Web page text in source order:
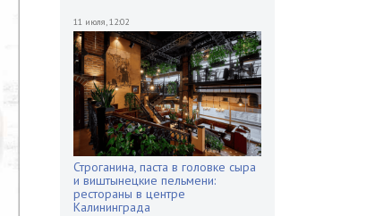
11 июля,12:02
Строганина, паста в головке сыра
и виштынецкие пельмени:
рестораны в центре
Калининграда